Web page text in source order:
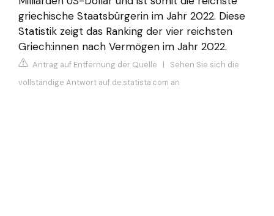
griechische Staatsbürgerin im Jahr 2022. Diese
Statistik zeigt das Ranking der vier reichsten
Griech:innen nach Vermögen im Jahr 2022.
Antrag auf Entfernung der Quelle | Sehen Sie sich die
vollständige Antwort auf de.statista.com an